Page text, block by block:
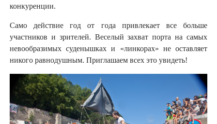
конкуренции.
Само действие год от года привлекает все больше
участников и зрителей. Веселый захват порта на самых
невообразимых суденышках и «линкорах» не оставляет
никого равнодушным. Приглашаем всех это увидеть!